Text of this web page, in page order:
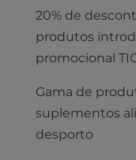
20% de
produtos
promocional
Gama de
suplementos
desporto